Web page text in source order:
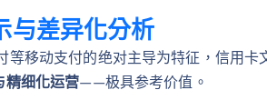
与差异化分析
等移动支付的绝对主导为特征，信用
精细化运营——极具参考价值。